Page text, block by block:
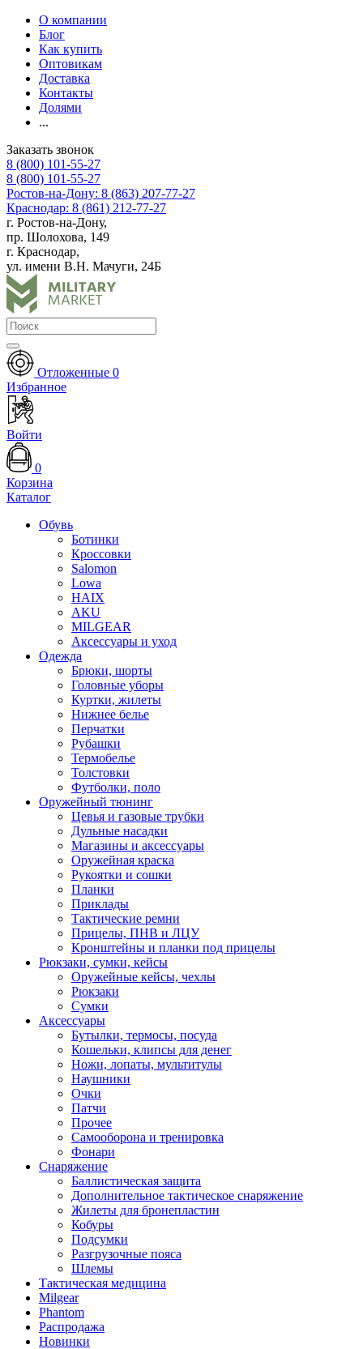
О компании
Блог
Как купить
Оптовикам
Доставка
Контакты
Долями
...
Заказать звонок
8 (800) 101-55-27
8 (800) 101-55-27
Ростов-на-Дону: 8 (863) 207-77-27
Краснодар: 8 (861) 212-77-27
г. Ростов-на-Дону,
пр. Шолохова, 149
г. Краснодар,
ул. имени В.Н. Мачуги, 24Б
Отложенные 0
Избранное
Войти
0
Корзина
Каталог
Обувь
Ботинки
Кроссовки
Salomon
Lowa
HAIX
AKU
MILGEAR
Аксессуары и уход
Одежда
Брюки, шорты
Головные уборы
Куртки, жилеты
Нижнее белье
Перчатки
Рубашки
Термобелье
Толстовки
Футболки, поло
Оружейный тюнинг
Цевья и газовые трубки
Дульные насадки
Магазины и аксессуары
Оружейная краска
Рукоятки и сошки
Планки
Приклады
Тактические ремни
Прицелы, ПНВ и ЛЦУ
Кронштейны и планки под прицелы
Рюкзаки, сумки, кейсы
Оружейные кейсы, чехлы
Рюкзаки
Сумки
Аксессуары
Бутылки, термосы, посуда
Кошельки, клипсы для денег
Ножи, лопаты, мультитулы
Наушники
Очки
Патчи
Прочее
Самооборона и тренировка
Фонари
Снаряжение
Баллистическая защита
Дополнительное тактическое снаряжение
Жилеты для бронепластин
Кобуры
Подсумки
Разгрузочные пояса
Шлемы
Тактическая медицина
Milgear
Phantom
Распродажа
Новинки